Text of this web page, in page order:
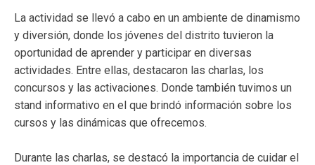
La actividad se llevó a cabo en un ambiente de dinamismo
y diversión, donde los jóvenes del distrito tuvieron la
oportunidad de aprender y participar en diversas
actividades. Entre ellas, destacaron las charlas, los
concursos y las activaciones. Donde también tuvimos un
stand informativo en el que brindó información sobre los
cursos y las dinámicas que ofrecemos.
Durante las charlas, se destacó la importancia de cuidar el